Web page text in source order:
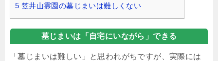
5 笠井山霊園の墓じまいは難しくない
墓じまいは「自宅にいながら」できる
「墓じまいは難しい」と思われがちですが、実際には